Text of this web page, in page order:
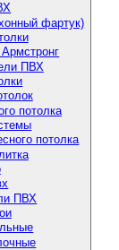
фартук)
ПВХ
потолка
потолка
ПВХ